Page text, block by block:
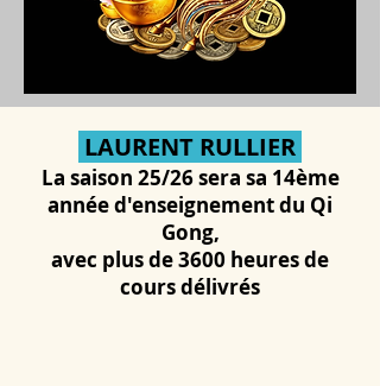
LAURENT RULLIER
La saison 25/26 sera sa 14ème
année d'enseignement du Qi
Gong,
avec plus de 3600 heures de
cours délivrés